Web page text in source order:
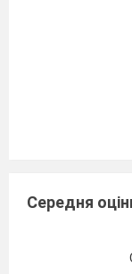
Середня